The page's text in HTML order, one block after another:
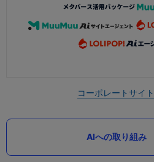
コーポレートサイト
AIへの取り組み